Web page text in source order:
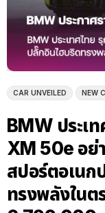
CAR UNVEILED NEW
BMW ประเ
XM 50e อย่
สปอร์ตอเนก
ทรงพลังในต